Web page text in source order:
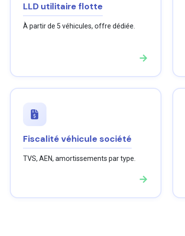
LLD utilitaire flotte
À partir de 5 véhicules, offre dédiée.
→
Fiscalité véhicule société
TVS, AEN, amortissements par type.
→